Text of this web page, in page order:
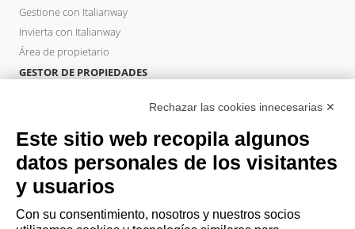
Gestione con Italianway
Invierta con Italianway
Área de propietario
GESTOR DE PROPIEDADES
HUÉSPEDES
Reserve una estancia
Estancias largas
Experiencias para los Huéspedes
Descuentos para husespedes
Rechazar las cookies innecesarias ✕
Este sitio web recopila algunos
datos personales de los visitantes
y usuarios
Con su consentimiento, nosotros y nuestros socios